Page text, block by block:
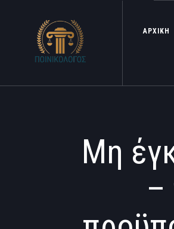
ΑΡΧΙΚΗ
Μη
–